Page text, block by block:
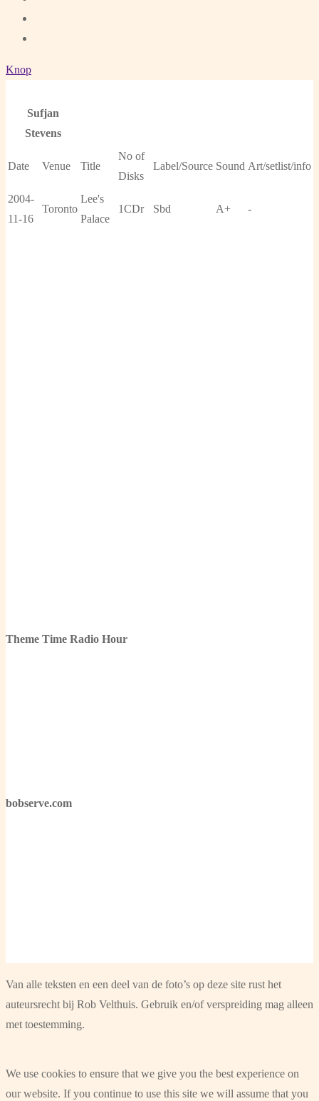
Knop
Sufjan
Stevens
Date Venue Title
No of
Disks
Label/Source Sound Art/setlist/info
2004-
11-16
Toronto
Lee's
Palace
1CDr Sbd A+ -
Theme Time Radio Hour
bobserve.com
Van alle teksten en een deel van de foto’s op deze site rust het
auteursrecht bij Rob Velthuis. Gebruik en/of verspreiding mag alleen
met toestemming.
We use cookies to ensure that we give you the best experience on
our website. If you continue to use this site we will assume that you